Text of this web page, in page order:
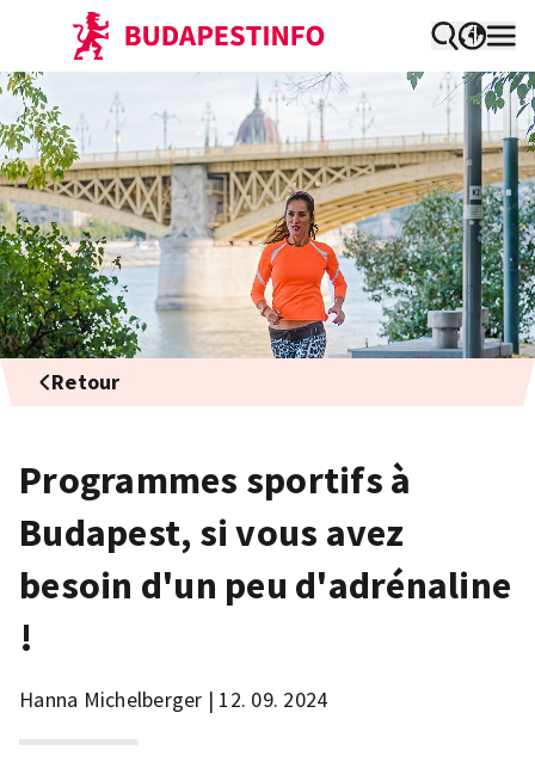
Retour
Programmes sportifs à
Budapest, si vous avez
besoin d'un peu d'adrénaline
!
Hanna Michelberger | 12. 09. 2024